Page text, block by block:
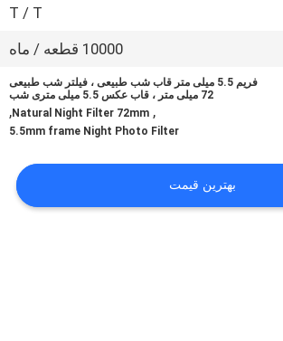
T / T
10000 قطعه / ماه
فریم 5.5 میلی متر قاب شب طبیعی ، فیلتر شب طبیعی
72 میلی متر ، قاب عکس 5.5 میلی متری شب
,
Natural Night Filter 72mm
,
5.5mm frame Night Photo Filter
بهترین قیمت